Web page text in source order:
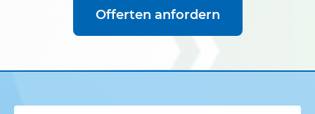
Offerten anfordern